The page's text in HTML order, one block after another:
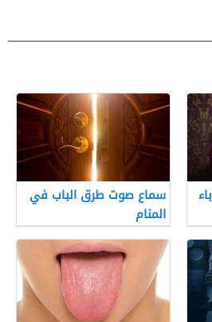
سماع صوت طرق الباب في
المنام